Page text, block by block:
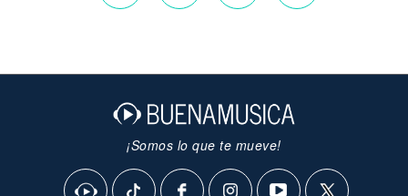
¡Somos lo que te mueve!